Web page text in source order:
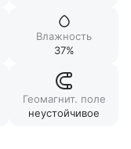
Влажность
37%
Геомагнит. поле
неустойчивое